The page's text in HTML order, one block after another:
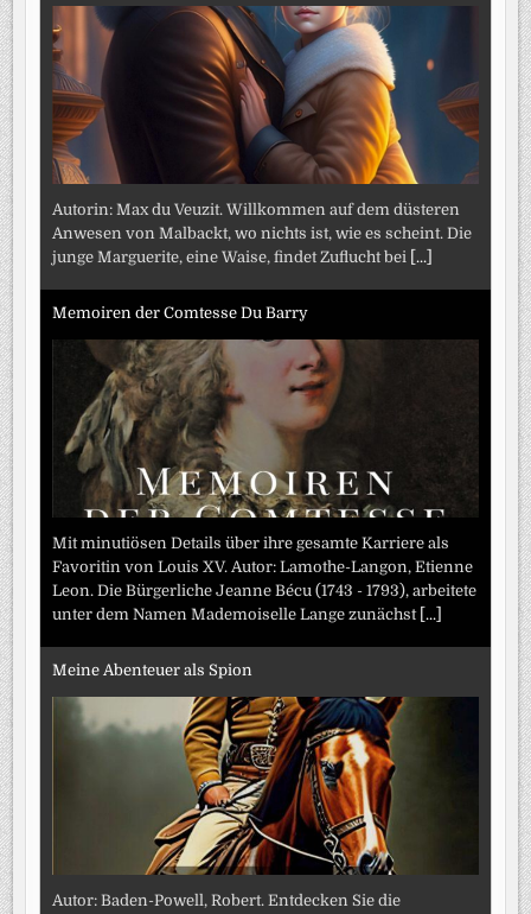
Autorin: Max du Veuzit. Willkommen auf dem düsteren
Anwesen von Malbackt, wo nichts ist, wie es scheint. Die
junge Marguerite, eine Waise, findet Zuflucht bei [...]
Memoiren der Comtesse Du Barry
Mit minutiösen Details über ihre gesamte Karriere als
Favoritin von Louis XV. Autor: Lamothe-Langon, Etienne
Leon. Die Bürgerliche Jeanne Bécu (1743 - 1793), arbeitete
unter dem Namen Mademoiselle Lange zunächst [...]
Meine Abenteuer als Spion
Autor: Baden-Powell, Robert. Entdecken Sie die